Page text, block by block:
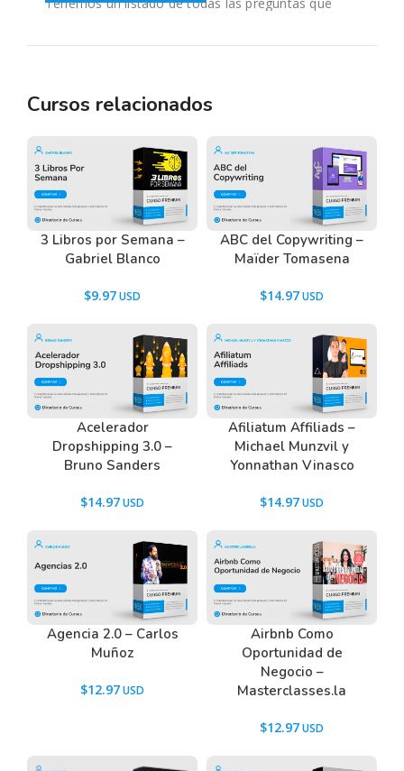
descargar los recursos WordPress.
Cursos relacionados
3 Libros por Semana –
Gabriel Blanco
$9.97
ABC del Copywriting –
Maïder Tomasena
$14.97
Acelerador
Dropshipping 3.0 –
Bruno Sanders
$14.97
Afiliatum Affiliads –
Michael Munzvil y
Yonnathan Vinasco
$14.97
Agencia 2.0 – Carlos
Muñoz
$12.97
Airbnb Como
Oportunidad de
Negocio –
Masterclasses.la
$12.97